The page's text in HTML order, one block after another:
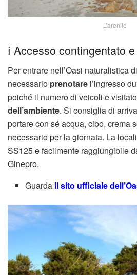
L’arenile
ℹ️ Accesso contingentato
Per entrare nell’Oasi naturalistica
necessario prenotare l’ingresso
poiché il numero di veicoli e
dell’ambiente. Si consiglia di
portare con sé acqua, cibo, crema
necessario per la giornata. La
SS125 e facilmente raggiungibile
Ginepro.
Guarda il sito ufficiale